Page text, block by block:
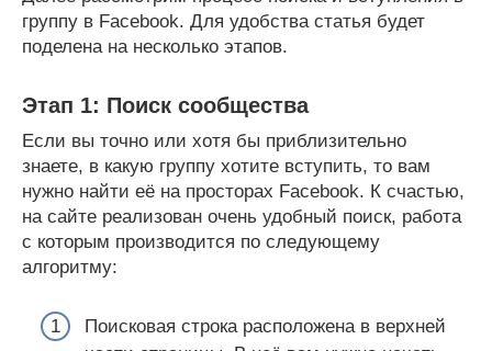
группу в Facebook. Для удобства статья будет
поделена на несколько этапов.
Этап 1: Поиск сообщества
Если вы точно или хотя бы приблизительно
знаете, в какую группу хотите вступить, то вам
нужно найти её на просторах Facebook. К счастью,
на сайте реализован очень удобный поиск, работа
с которым производится по следующему
алгоритму:
Поисковая строка расположена в верхней